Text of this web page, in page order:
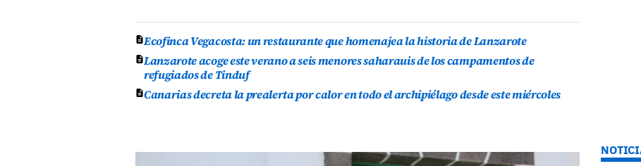
Ecofinca Vegacosta: un restaurante que homenajea la historia de Lanzarote
Lanzarote acoge este verano a seis menores saharauis de los campamentos de
refugiados de Tinduf
Canarias decreta la prealerta por calor en todo el archipiélago desde este miércoles